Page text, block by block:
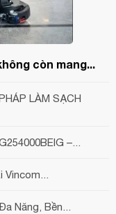
còn mang...
LÀM SẠCH
–...
Vincom...
Năng, Bền...